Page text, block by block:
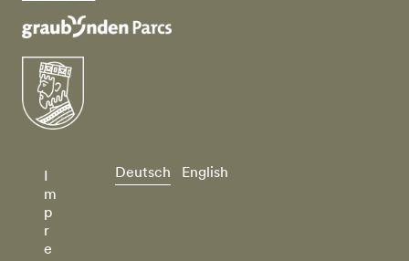
I
m
p
r
e
Deutsch English